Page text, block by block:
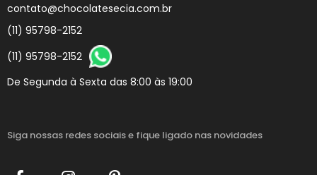
contato@chocolatesecia.com.br
(11) 95798-2152
(11) 95798-2152
De Segunda à Sexta das 8:00 às 19:00
Siga nossas redes sociaise fique ligado nas novidades